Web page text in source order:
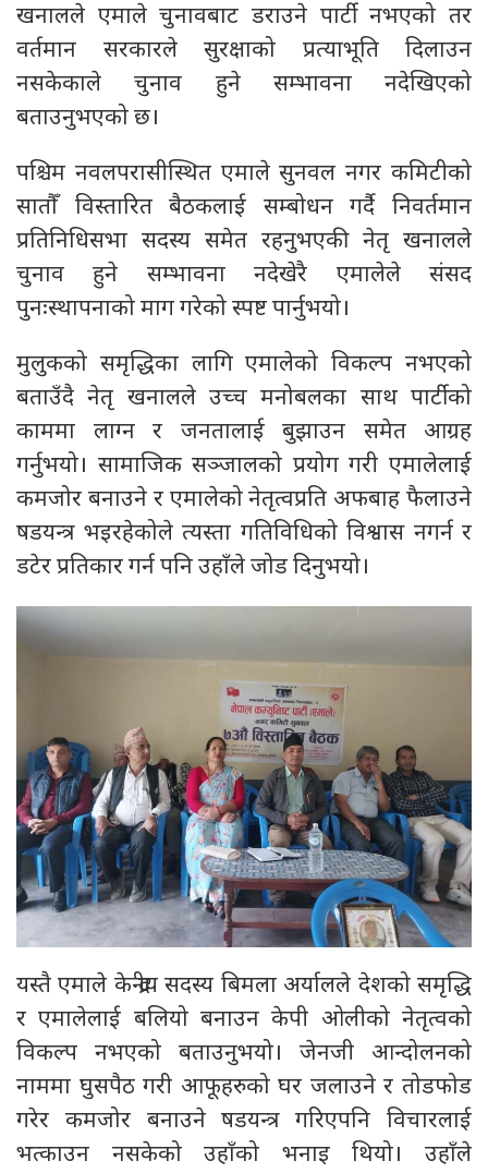
खनालले एमाले चुनावबाट डराउने पार्टी नभएको तर
वर्तमान सरकारले सुरक्षाको प्रत्याभूति दिलाउन
नसकेकाले चुनाव हुने सम्भावना नदेखिएको
बताउनुभएको छ।
पश्चिम नवलपरासीस्थित एमाले सुनवल नगर कमिटीको
सातौँ विस्तारित बैठकलाई सम्बोधन गर्दै निवर्तमान
प्रतिनिधिसभा सदस्य समेत रहनुभएकी नेतृ खनालले
चुनाव हुने सम्भावना नदेखेरै एमालेले संसद
पुनःस्थापनाको माग गरेको स्पष्ट पार्नुभयो।
मुलुकको समृद्धिका लागि एमालेको विकल्प नभएको
बताउँदै नेतृ खनालले उच्च मनोबलका साथ पार्टीको
काममा लाग्न र जनतालाई बुझाउन समेत आग्रह
गर्नुभयो। सामाजिक सञ्जालको प्रयोग गरी एमालेलाई
कमजोर बनाउने र एमालेको नेतृत्वप्रति अफबाह फैलाउने
षडयन्त्र भइरहेकोले त्यस्ता गतिविधिको विश्वास नगर्न र
डटेर प्रतिकार गर्न पनि उहाँले जोड दिनुभयो।
यस्तै एमाले केन्द्रीय सदस्य बिमला अर्यालले देशको समृद्धि
र एमालेलाई बलियो बनाउन केपी ओलीको नेतृत्वको
विकल्प नभएको बताउनुभयो। जेनजी आन्दोलनको
नाममा घुसपैठ गरी आफूहरुको घर जलाउने र तोडफोड
गरेर कमजोर बनाउने षडयन्त्र गरिएपनि विचारलाई
भत्काउन नसकेको उहाँको भनाइ थियो। उहाँले